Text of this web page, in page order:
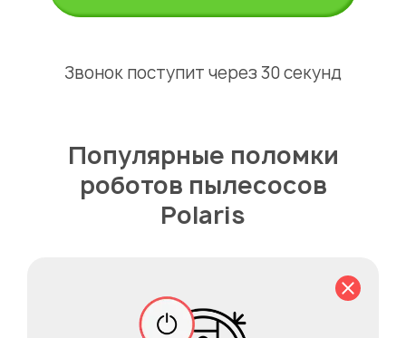
Звонок поступит через 30 секунд
Популярные поломки
роботов пылесосов
Polaris